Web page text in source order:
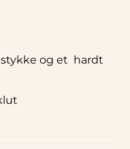
og et hardt